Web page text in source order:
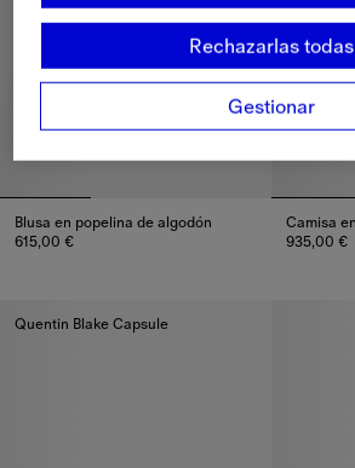
Blusa en popelina de algodón
615,00 €
935,00 €
Quentin Blake Capsule
Gestionar
Rechazarlas todas